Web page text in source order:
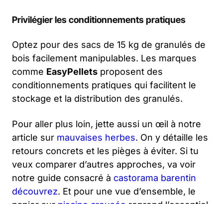
Privilégier les conditionnements pratiques
Optez pour des sacs de 15 kg de granulés de
bois facilement manipulables. Les marques
comme EasyPellets proposent des
conditionnements pratiques qui facilitent le
stockage et la distribution des granulés.
Pour aller plus loin, jette aussi un œil à notre
article sur mauvaises herbes. On y détaille les
retours concrets et les pièges à éviter. Si tu
veux comparer d’autres approches, va voir
notre guide consacré à castorama barentin
découvrez. Et pour une vue d’ensemble, le